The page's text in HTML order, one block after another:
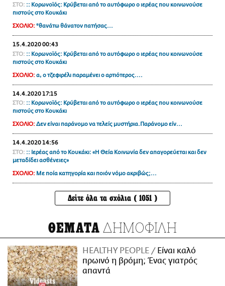
ΣΤΟ: :: Κορωνοϊός: Κρύβεται από το αυτόφωρο ο ιερέας που κοινωνούσε
πιστούς στο Κουκάκι
ΣΧΟΛΙΟ: *θανάτω θάνατον πατήσας...
15.4.2020 00:43
ΣΤΟ: :: Κορωνοϊός: Κρύβεται από το αυτόφωρο ο ιερέας που κοινωνούσε
πιστούς στο Κουκάκι
ΣΧΟΛΙΟ: α, ο τζεφιρέλι παραμένει ο αρτιότερος....
14.4.2020 17:15
ΣΤΟ: :: Κορωνοϊός: Κρύβεται από το αυτόφωρο ο ιερέας που κοινωνούσε
πιστούς στο Κουκάκι
ΣΧΟΛΙΟ: Δεν είναι παράνομο να τελείς μυστήρια.Παράνομο είν...
14.4.2020 14:56
ΣΤΟ: :: Ιερέας από το Κουκάκι: «Η Θεία Κοινωνία δεν απαγορεύεται και δεν
μεταδίδει ασθένειες»
ΣΧΟΛΙΟ: Με ποία κατηγορία και ποιόν νόμο ακριβώς;...
Δείτε όλα τα σχόλια ( 1051 )
ΘΕΜΑΤΑ ΔΗΜΟΦΙΛΗ
HEALTHY PEOPLE
Είναι καλό
πρωινό η βρόμη; Ένας γιατρός
απαντά